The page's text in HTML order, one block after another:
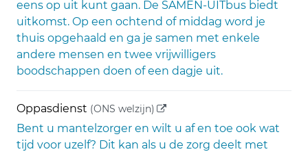
eens op uit kunt gaan. De SAMEN-UITbus biedt
uitkomst. Op een ochtend of middag word je
thuis opgehaald en ga je samen met enkele
andere mensen en twee vrijwilligers
boodschappen doen of een dagje uit.
Oppasdienst (ONS welzijn) (externe link)
Bent u mantelzorger en wilt u af en toe ook wat
tijd voor uzelf? Dit kan als u de zorg deelt met